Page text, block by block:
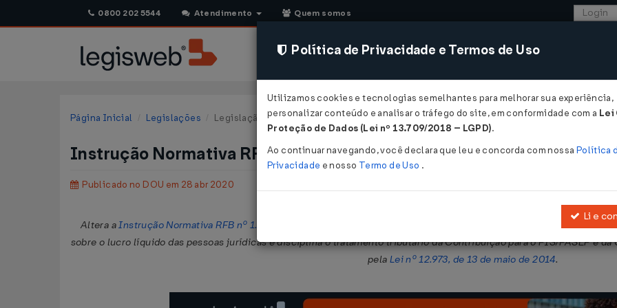
0800 202 5544 Atendimento Quem somos
CONSULTORIA SISTEMAS COMÉRCIO
Página Inicial Legislações Legislação Federal
Instrução Normativa RFB Nº 1942 DE 27/04/2020
Publicado no DOU em 28 abr 2020
Altera aInstrução Normativa RFB nº 1.700, de 14 de março de 2017
, que dispõe sobre a determinação e o
sobre o lucro líquido das pessoas jurídicas e disciplina o tratamento tributário da Contribuição para o PIS/PASEP e
pela Lei nº 12.973, de 13 de maio de 2014.
Política de Privacidade e Termos de Uso
Utilizamos cookies e tecnologias semelhantes para melhorar sua experiência,
personalizar conteúdo e analisar o tráfego do site, em conformidade com a Lei
Proteção de Dados (Lei nº 13.709/2018 – LGPD).
Ao continuar navegando, você declara que leu e concorda com nossa Política
Privacidade e nosso Termo de Uso .
Li e